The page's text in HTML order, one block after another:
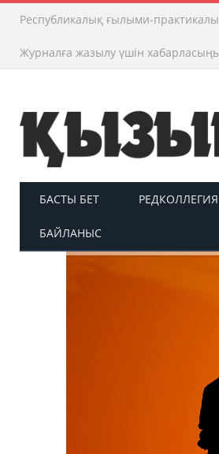
Республикалық ғылыми-
Журналға жазылу үшін
БАСТЫ БЕТ РЕДКОЛЛЕГИЯ
БАЙЛАНЫС